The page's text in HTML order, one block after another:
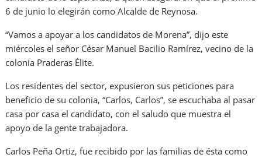
6 de junio lo elegirán como Alcalde de Reynosa.
“Vamos a apoyar a los candidatos de Morena”, dijo este
miércoles el señor César Manuel Bacilio Ramírez, vecino de la
colonia Praderas Élite.
Los residentes del sector, expusieron sus peticiones para
beneficio de su colonia, “Carlos, Carlos”, se escuchaba al pasar
casa por casa el candidato, con el saludo que muestra el
apoyo de la gente trabajadora.
Carlos Peña Ortiz, fue recibido por las familias de ésta como